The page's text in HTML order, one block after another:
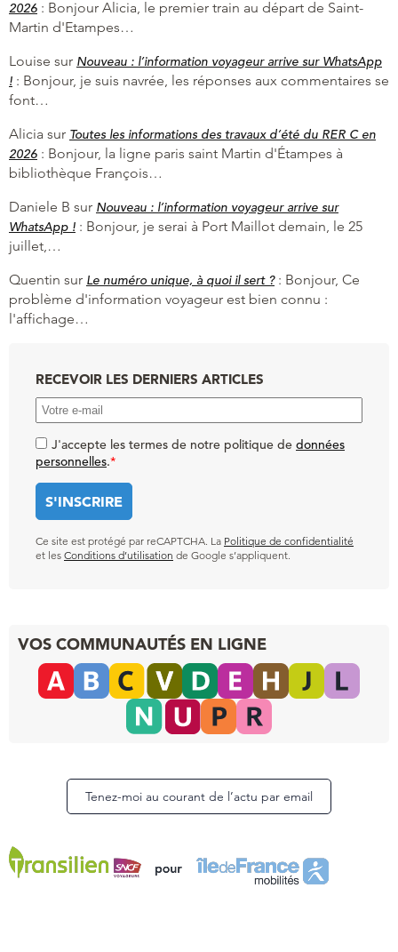
2026 : Bonjour Alicia, le premier train au départ de Saint-
Martin d'Etampes…
Louise sur Nouveau : l’information voyageur arrive sur WhatsApp
! : Bonjour, je suis navrée, les réponses aux commentaires se
font…
Alicia sur Toutes les informations des travaux d’été du RER C en
2026 : Bonjour, la ligne paris saint Martin d'Étampes à
bibliothèque François…
Daniele B sur Nouveau : l’information voyageur arrive sur
WhatsApp ! : Bonjour, je serai à Port Maillot demain, le 25
juillet,…
Quentin sur Le numéro unique, à quoi il sert ?: Bonjour, Ce
problème d'information voyageur est bien connu :
l'affichage…
RECEVOIR LES DERNIERS ARTICLES
J'accepte les termes de notre politique de données
personnelles.*
Ce site est protégé par reCAPTCHA. La Politique de confidentialité
et les Conditions d’utilisation de Google s’appliquent.
VOS COMMUNAUTÉS EN LIGNE
Tenez-moi au courant de l’actu par email